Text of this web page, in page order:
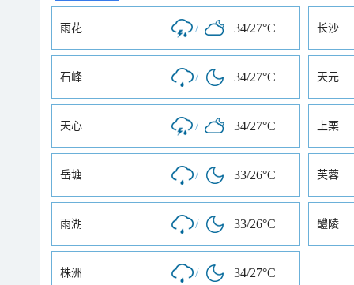
雨花 / 34/27°C 长沙
石峰 / 34/27°C 天元
天心 / 34/27°C 上栗
岳塘 / 33/26°C 芙蓉
雨湖 / 33/26°C 醴陵
株洲 / 34/27°C